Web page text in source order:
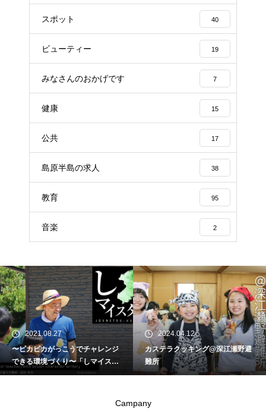
スポット 40
ビューティー 19
みなさんのおかげです 7
健康 15
公共 17
島原半島の求人 38
教育 95
音楽 2
2021.08.27
〜ピカピカがっこうでチャレンジ
できる環境づくり〜「しマイスタ
ー」第20弾（学校講師・筆文字書
2024.04.12
カステラクッキング@深江瀬野避
難所
Campany